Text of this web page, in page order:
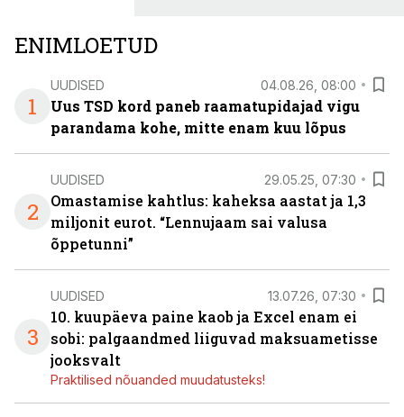
ENIMLOETUD
1
UUDISED 04.08.26, 08:00
Uus TSD kord paneb raamatupidajad vigu
parandama kohe, mitte enam kuu lõpus
2
UUDISED 29.05.25, 07:30
Omastamise kahtlus: kaheksa aastat ja 1,3
miljonit eurot. “Lennujaam sai valusa
õppetunni”
3
UUDISED 13.07.26, 07:30
10. kuupäeva paine kaob ja Excel enam ei
sobi: palgaandmed liiguvad maksuametisse
jooksvalt
Praktilised nõuanded muudatusteks!